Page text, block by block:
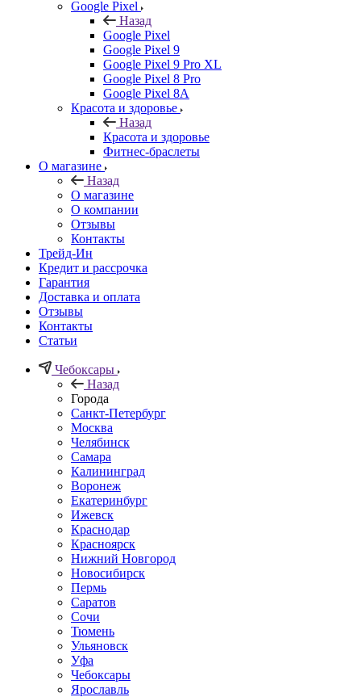
Google Pixel
Назад
Google Pixel
Google Pixel 9
Google Pixel 9 Pro XL
Google Pixel 8 Pro
Google Pixel 8A
Красота и здоровье
Назад
Красота и здоровье
Фитнес-браслеты
О магазине
Назад
О магазине
О компании
Отзывы
Контакты
Трейд-Ин
Кредит и рассрочка
Гарантия
Доставка и оплата
Отзывы
Контакты
Статьи
Чебоксары
Назад
Города
Санкт-Петербург
Москва
Челябинск
Самара
Калининград
Воронеж
Екатеринбург
Ижевск
Краснодар
Красноярск
Нижний Новгород
Новосибирск
Пермь
Саратов
Сочи
Тюмень
Ульяновск
Уфа
Чебоксары
Ярославль